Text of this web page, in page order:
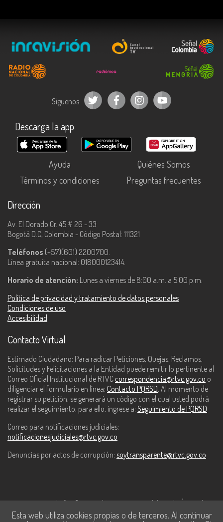
Síguenos
Descarga la app
Ayuda
Quiénes Somos
Términos y condiciones
Preguntas frecuentes
Dirección
Av. El Dorado Cr. 45 # 26 - 33
Bogotá D.C, Colombia - Código Postal: 111321
Teléfonos (+57)(601) 2200700.
Línea gratuita nacional: 018000123414.
Horario de atención: Lunes a viernes de 8:00 a.m. a 5:00 p.m.
Política de privacidad y tratamiento de datos personales
Condiciones de uso
Accesibilidad
Contacto Virtual
Estimado Ciudadano: Para radicar Peticiones, Quejas, Reclamos,
Solicitudes y Felicitaciones a la Entidad puede remitir lo pertinente al
Correo Oficial Institucional de RTVC correspondencia@rtvc.gov.co o
diligenciar el formulario en línea: Contacto PQRSD . Al momento de
registrar su petición, se generará un código con el cual usted podrá
realizar el seguimiento, para ello, ingrese a: Seguimiento de PQRSD
Correo para notificaciones judiciales:
notificacionesjudiciales@rtvc.gov.co
Denuncias por actos de corrupción: soytransparente@rtvc.gov.co
Este contenido fue financiado con recursos del Fondo Único de
Tecnologías de la Información y las Comunicaciones de MinTic.
Esta web utiliza cookies propias o de terceros. Al continuar